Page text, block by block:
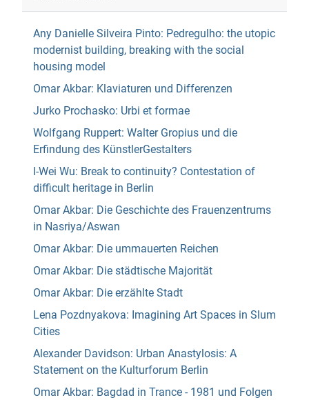
Any Danielle Silveira Pinto: Pedregulho: the utopic
modernist building, breaking with the social
housing model
Omar Akbar: Klaviaturen und Differenzen
Jurko Prochasko: Urbi et formae
Wolfgang Ruppert: Walter Gropius und die
Erfindung des KünstlerGestalters
I-Wei Wu: Break to continuity? Contestation of
difficult heritage in Berlin
Omar Akbar: Die Geschichte des Frauenzentrums
in Nasriya/Aswan
Omar Akbar: Die ummauerten Reichen
Omar Akbar: Die städtische Majorität
Omar Akbar: Die erzählte Stadt
Lena Pozdnyakova: Imagining Art Spaces in Slum
Cities
Alexander Davidson: Urban Anastylosis: A
Statement on the Kulturforum Berlin
Omar Akbar: Bagdad in Trance - 1981 und Folgen